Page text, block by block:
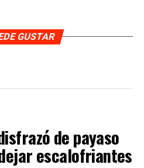
GUSTAR
de payaso
escalofriantes